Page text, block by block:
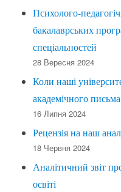
Психолого-
бакалаврських
спеціальностей
28 Вересня 2024
Коли наші
академічного
16 Липня 2024
Рецензія на наш
18 Червня 2024
Аналітичний звіт
освіті